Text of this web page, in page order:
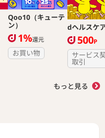
Qoo10（キューテ
ン）
1%還元
お買い物
dヘルスケ
500P
サービス
取引
もっと見る